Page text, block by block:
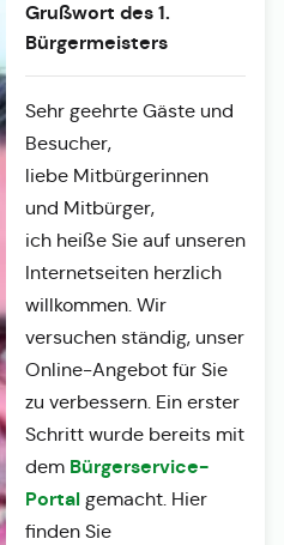
Grußwort des 1.
Bürgermeisters
Sehr geehrte Gäste und
Besucher,
liebe Mitbürgerinnen
und Mitbürger,
ich heiße Sie auf unseren
Internetseiten herzlich
willkommen. Wir
versuchen ständig, unser
Online-Angebot für Sie
zu verbessern. Ein erster
Schritt wurde bereits mit
dem Bürgerservice-
Portalgemacht. Hier
finden Sie